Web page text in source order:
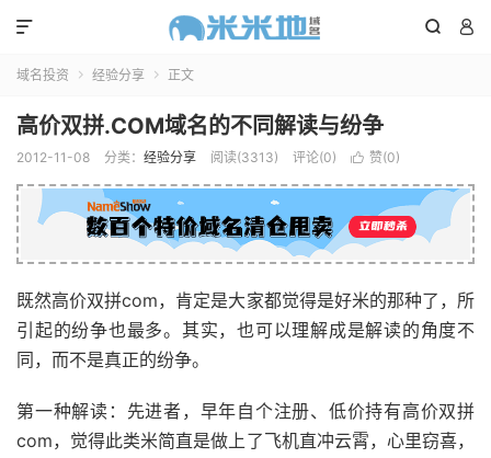
 

域名投资  经验分享  正文
高价双拼.COM域名的不同解读与纷争
2012-11-08 分类： 经验分享 阅读(3313) 评论(0)  赞(0)
既然高价双拼com，肯定是大家都觉得是好米的那种了，所
引起的纷争也最多。其实，也可以理解成是解读的角度不
同，而不是真正的纷争。
第一种解读：先进者，早年自个注册、低价持有高价双拼
com，觉得此类米简直是做上了飞机直冲云霄，心里窃喜，